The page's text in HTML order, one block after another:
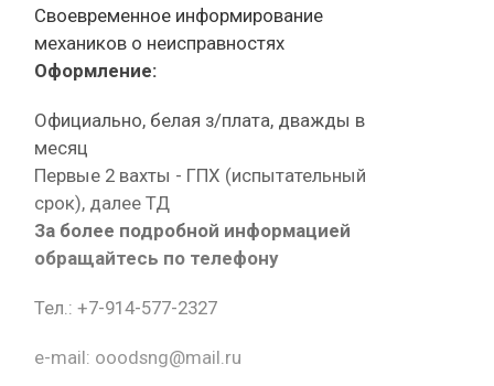
Своевременное информирование
механиков о неисправностях
Оформление:
Официально, белая з/плата, дважды в
месяц
Первые 2 вахты - ГПХ (испытательный
срок), далее ТД
За более подробной информацией
обращайтесь по телефону
Тел.: +7-914-577-2327
e-mail: ooodsng@mail.ru